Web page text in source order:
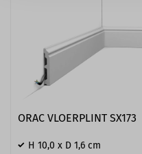
ORAC VLOERPLINT SX173
H 10,0 x D 1,6 cm